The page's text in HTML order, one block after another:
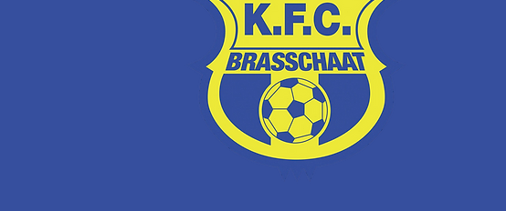
Klaar voor de aftrap? De
inschrijvingen voor seizoen
2026-2027 zijn geopend!